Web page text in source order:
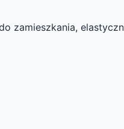
zamieszkania,